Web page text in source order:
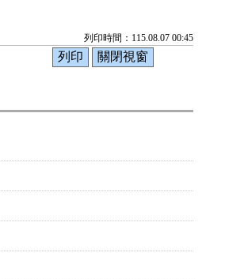
列印時間：115.08.07 00:45